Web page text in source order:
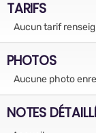
TARIFS
Aucun tarif
PHOTOS
Aucune photo
NOTES